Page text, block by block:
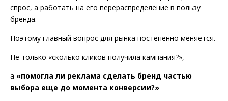
спрос, а работать на его перераспределение в пользу
бренда.
Поэтому главный вопрос для рынка постепенно меняется.
Не только «сколько кликов получила кампания?»,
а «помогла ли реклама сделать бренд частью
выбора еще до момента конверсии?»